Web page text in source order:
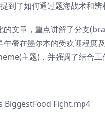
到了如何通过题海战术和辨
文章，重点讲解了分支
餐在墨尔本的受欢迎程度
主题)，并强调了结合工
Fight.mp4